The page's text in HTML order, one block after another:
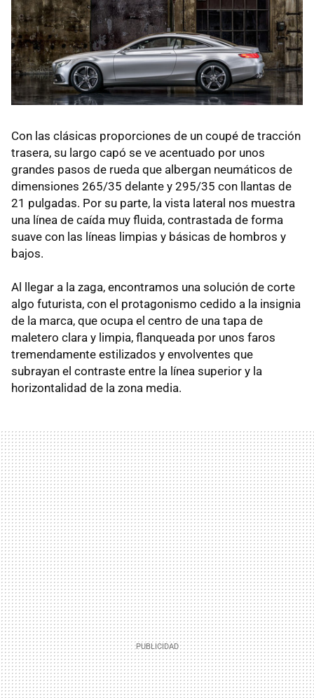
Con las clásicas proporciones de un coupé de tracción
trasera, su largo capó se ve acentuado por unos
grandes pasos de rueda que albergan neumáticos de
dimensiones 265/35 delante y 295/35 con llantas de
21 pulgadas. Por su parte, la vista lateral nos muestra
una línea de caída muy fluida, contrastada de forma
suave con las líneas limpias y básicas de hombros y
bajos.
Al llegar a la zaga, encontramos una solución de corte
algo futurista, con el protagonismo cedido a la insignia
de la marca, que ocupa el centro de una tapa de
maletero clara y limpia, flanqueada por unos faros
tremendamente estilizados y envolventes que
subrayan el contraste entre la línea superior y la
horizontalidad de la zona media.